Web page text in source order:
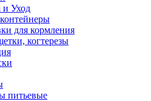
и Уход
для кормления
когтерезы
питьевые